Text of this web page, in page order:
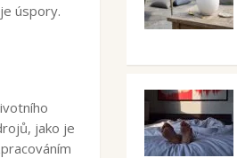
úspory.
jako je